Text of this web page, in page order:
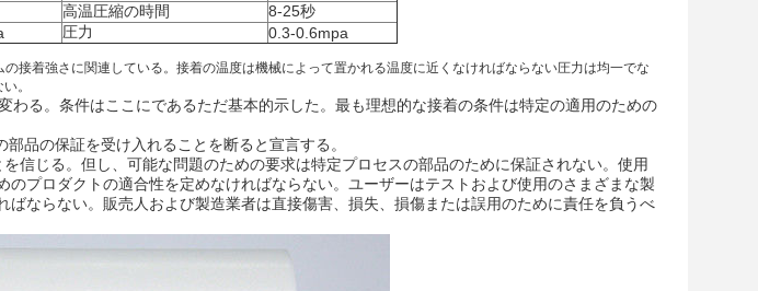
高温圧縮の時間
8-25秒
圧力 0.3-0.6mpa
接着強さに関連している。接着の温度は機械によって置かれる温度に近くなければならない圧力は均一でな
。
わる。条件はここにであるただ基本的示した。最も理想的な接着の条件は特定の適用のための
品の保証を受け入れることを断ると宣言する。
信じる。但し、可能な問題のための要求は特定プロセスの部品のために保証されない。使用
のプロダクトの適合性を定めなければならない。ユーザーはテストおよび使用のさまざまな製
ばならない。販売人および製造業者は直接傷害、損失、損傷または誤用のために責任を負うべ